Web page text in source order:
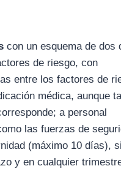
con un esquema de dos
de riesgo, con
entre los factores de
médica, aunque
a personal
las fuerzas de
(máximo 10 días),
y en cualquier